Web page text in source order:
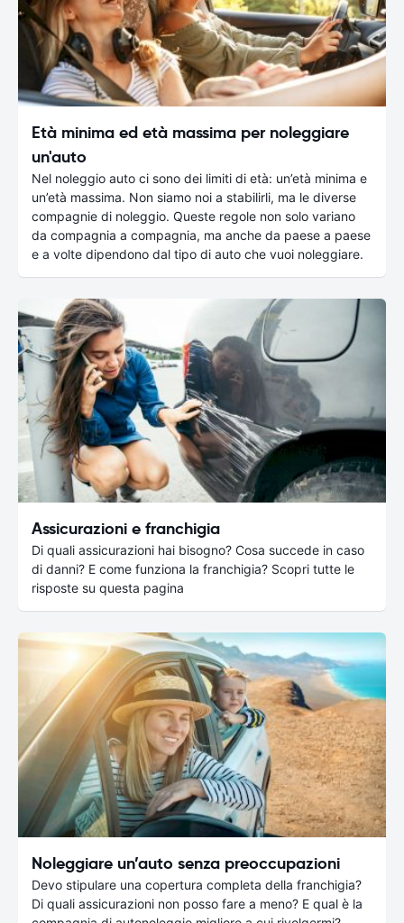
Età minima ed età massima per noleggiare
un'auto
Nel noleggio auto ci sono dei limiti di età: un’età minima e
un’età massima. Non siamo noi a stabilirli, ma le diverse
compagnie di noleggio. Queste regole non solo variano
da compagnia a compagnia, ma anche da paese a paese
e a volte dipendono dal tipo di auto che vuoi noleggiare.
Assicurazioni e franchigia
Di quali assicurazioni hai bisogno? Cosa succede in caso
di danni? E come funziona la franchigia? Scopri tutte le
risposte su questa pagina
Noleggiare un’auto senza preoccupazioni
Devo stipulare una copertura completa della franchigia?
Di quali assicurazioni non posso fare a meno? E qual è la